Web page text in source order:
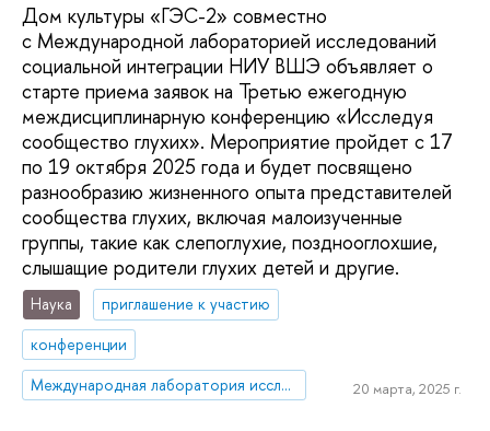
Дом культуры «ГЭС-2» совместно
с Международной лабораторией исследований
социальной интеграции НИУ ВШЭ объявляет о
старте приема заявок на Третью ежегодную
междисциплинарную конференцию «Исследуя
сообщество глухих». Мероприятие пройдет с 17
по 19 октября 2025 года и будет посвящено
разнообразию жизненного опыта представителей
сообщества глухих, включая малоизученные
группы, такие как слепоглухие, позднооглохшие,
слышащие родители глухих детей и другие.
Наука
приглашение к участию
конференции
Международная лаборатория исследований социальной интеграции
20 марта, 2025 г.